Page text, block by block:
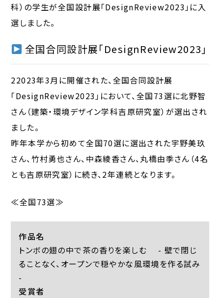
科）の学生が全国設計展「DesignReview2023」に入
選しました。
全国合同設計展「DesignReview2023」
22023年3月に開催された、全国合同設計展
「DesignReview2023」において、全国73選に北野智
さん（建築・環境デザイン学科吉原研究室）が選出され
ました。
昨年本学から初めて全国70選に選出された宇野美玖
さん、竹村勇也さん、中森綾香さん、丸橋由季さん（4名
とも吉原研究室）に続き、2年連続となります。
≪全国73選≫
作品名
トンボの翅の中で茶の香りを楽しむ - 壁で閉じ
ることなく、オープンで穏やかな風環境を作る試み
-
受賞者